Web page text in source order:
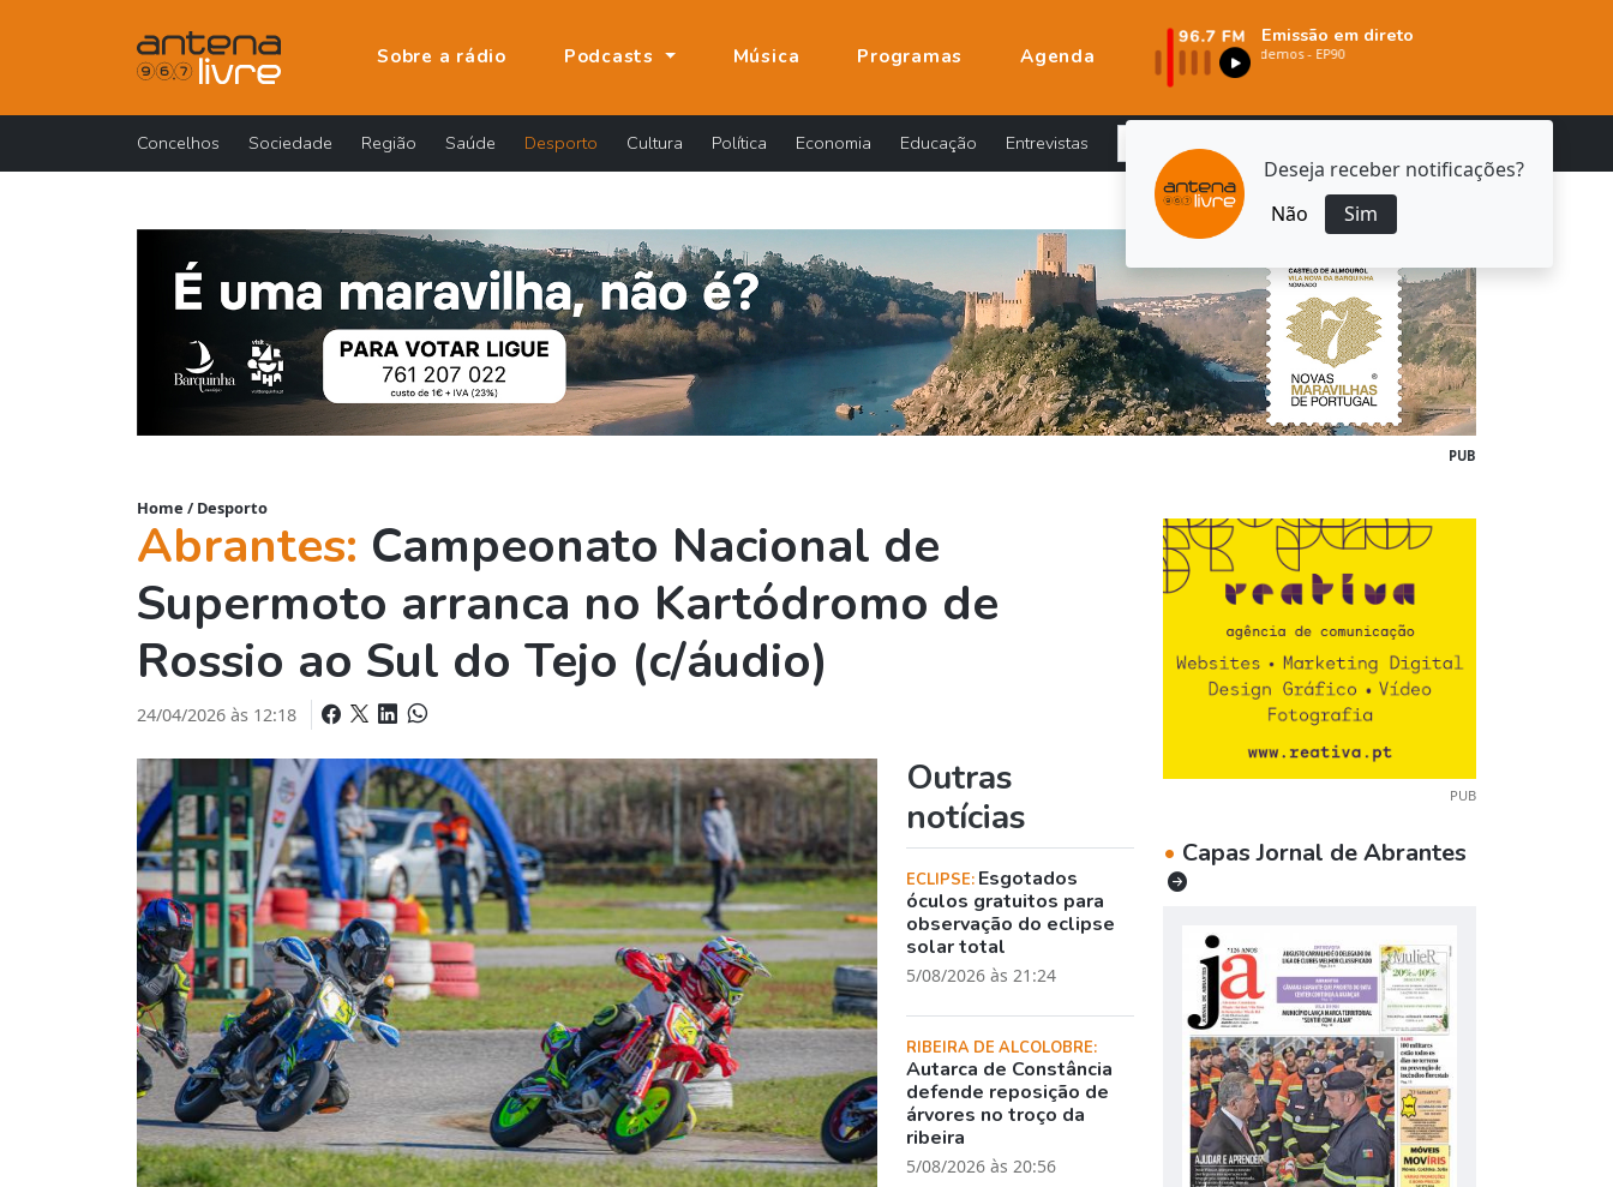
Deseja receber notificações?
Não
Sim
Sobre a rádio Podcasts Música Programas Agenda
Emissão em direto
Concelhos Sociedade Região Saúde Desporto Cultura Política Economia Educação Entrevistas
PUB
Home / Desporto
Abrantes: Campeonato Nacional de
Supermoto arranca no Kartódromo de
Rossio ao Sul do Tejo (c/áudio)
24/04/2026 às 12:18
Outras
notícias
ECLIPSE: Esgotados
óculos gratuitos para
observação do eclipse
solar total
5/08/2026 às 21:24
RIBEIRA DE ALCOLOBRE:
Autarca de Constância
defende reposição de
árvores no troço da
ribeira
5/08/2026 às 20:56
PUB
• Capas Jornal de Abrantes